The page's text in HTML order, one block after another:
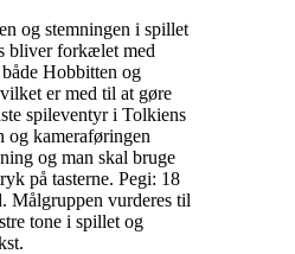
og stemningen i spillet
bliver forkælet med
Hobbitten og
er med til at gøre
spileventyr i Tolkiens
og kameraføringen
og man skal bruge
på tasterne. Pegi: 18
Målgruppen vurderes til
tone i spillet og
.